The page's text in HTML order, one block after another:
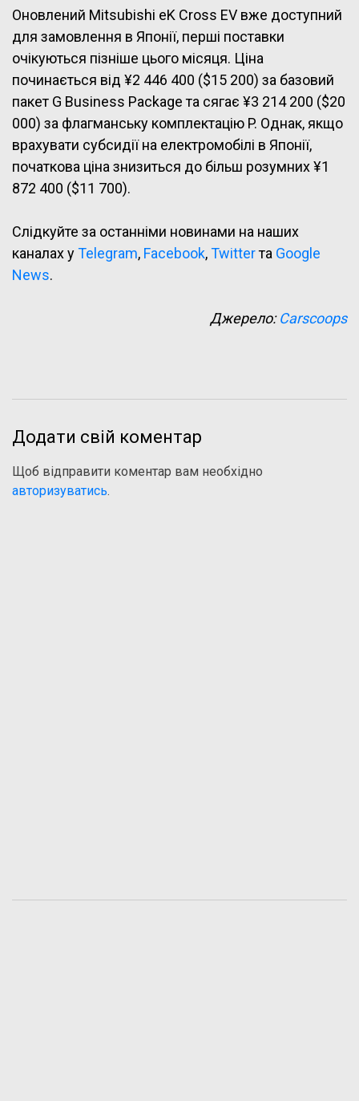
Оновлений Mitsubishi eK Cross EV вже доступний
для замовлення в Японії, перші поставки
очікуються пізніше цього місяця. Ціна
починається від ¥2 446 400 ($15 200) за базовий
пакет G Business Package та сягає ¥3 214 200 ($20
000) за флагманську комплектацію P. Однак, якщо
врахувати субсидії на електромобілі в Японії,
початкова ціна знизиться до більш розумних ¥1
872 400 ($11 700).
Слідкуйте за останніми новинами на наших
каналах уTelegram, Facebook,Twitterта Google
News.
Джерело:Carscoops
Додати свій коментар
Щоб відправити коментар вам необхідно
авторизуватись.